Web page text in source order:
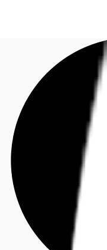
Investieren
Ihre
Jetzt anrufen